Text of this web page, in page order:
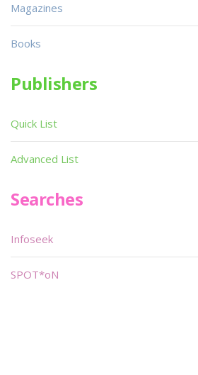
Magazines
Books
Publishers
Quick List
Advanced List
Searches
Infoseek
SPOT*oN